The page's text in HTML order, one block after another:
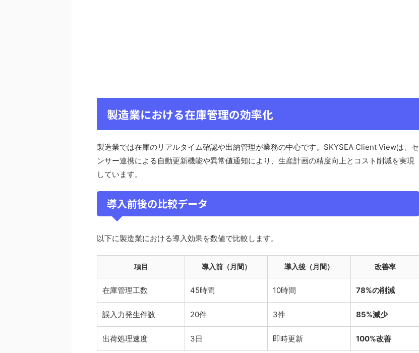
製造業における在庫管理の効率化
製造業では在庫のリアルタイム確認や出納管理が業務の中心です。SKYSEA Client Viewは、セ
ンサー連携による自動更新機能や異常値通知により、生産計画の精度向上とコスト削減を実現
しています。
導入前後の比較データ
以下に製造業における導入効果を数値で比較します。
項目 導入前（月間） 導入後（月間） 改善率
在庫管理工数 45時間 10時間 78%の削減
誤入力発生件数 20件 3件 85%減少
出荷処理速度 3日 即時更新 100%改善